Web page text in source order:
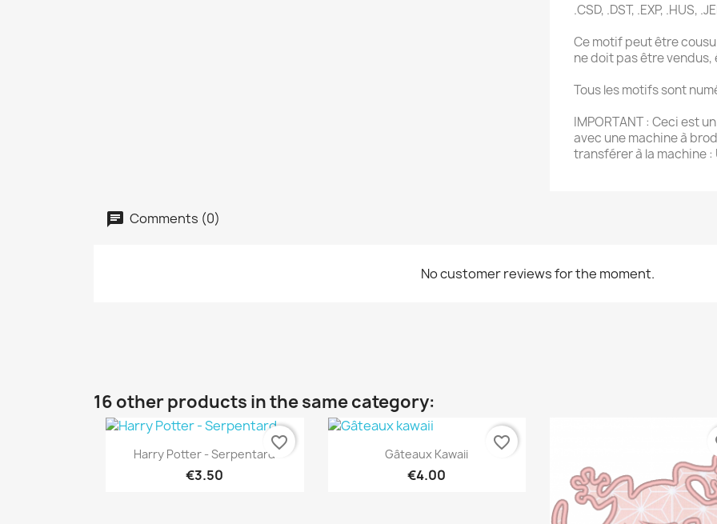
.CSD, .DST, .EXP, .HUS,
Ce motif peut être
ne doit pas être
Tous les motifs sont
IMPORTANT : Ceci est
avec une machine à
transférer à la machine :
Comments (0)
No customer reviews for the moment.
16 other products in the same category:
Quick view
Harry Potter - Serpentard
€3.50
favorite_border Quick view
Gâteaux Kawaii
€4.00
favorite_border